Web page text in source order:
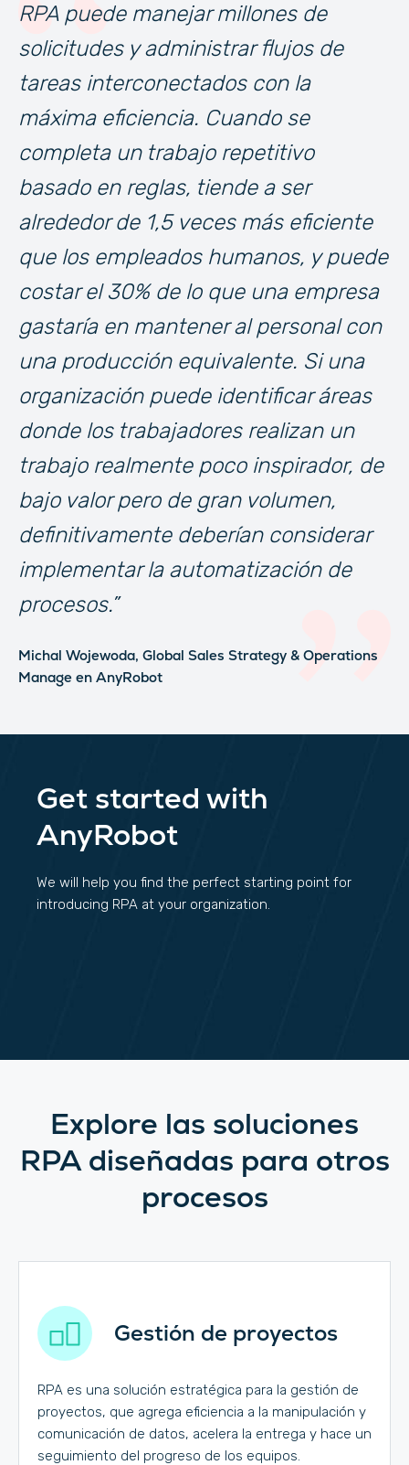
RPA puede manejar millones de
solicitudes y administrar flujos de
tareas interconectados con la
máxima eficiencia. Cuando se
completa un trabajo repetitivo
basado en reglas, tiende a ser
alrededor de 1,5 veces más eficiente
que los empleados humanos, y puede
costar el 30% de lo que una empresa
gastaría en mantener al personal con
una producción equivalente. Si una
organización puede identificar áreas
donde los trabajadores realizan un
trabajo realmente poco inspirador, de
bajo valor pero de gran volumen,
definitivamente deberían considerar
implementar la automatización de
procesos.”
Michal Wojewoda, Global Sales Strategy & Operations
Manage en AnyRobot
Get started with
AnyRobot
We will help you find the perfect starting point for
introducing RPA at your organization.
Explore las soluciones
RPA diseñadas para otros
procesos
Gestión de proyectos
RPA es una solución estratégica para la gestión de
proyectos, que agrega eficiencia a la manipulación y
comunicación de datos, acelera la entrega y hace un
seguimiento del progreso de los equipos.